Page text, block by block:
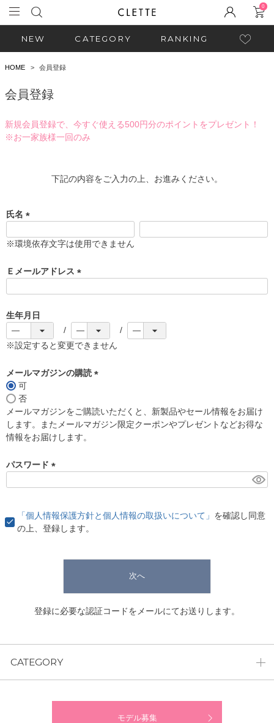
0
NEW CATEGORY RANKING
HOME 会員登録
会員登録
新規会員登録で、今すぐ使える500円分のポイントをプレゼント！
※お一家族様一回のみ
下記の内容をご入力の上、お進みください。
氏名
必
)
※環境依存文字は使用できません
Ｅメールアドレス
)
生年月日
※設定すると変更できません
メールマガジンの購読
須
)
可
否
メールマガジンをご購読いただくと、新製品やセール情報をお届け
します。またメールマガジン限定クーポンやプレゼントなどお得な
情報をお届けします。
パスワード
)
「個人情報保護方針と個人情報の取扱いについて」 を確認し同意
の上、登録します。
次へ
登録に必要な認証コードをメールにてお送りします。
CATEGORY
モデル募集